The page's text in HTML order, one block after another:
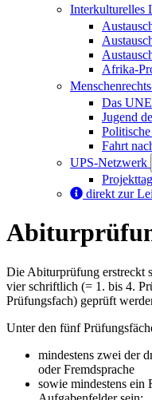
Interkulturelles
Afrika-
Das
Jugend
Fahrt
UPS-Netzwerk
direkt zur
Die Abiturprüfung erstreckt
vier schriftlich (= 1. bis 4.
Prüfungsfach) geprüft
Unter den fünf
mindestens zwei der
oder Fremdsprache
sowie mindestens ein